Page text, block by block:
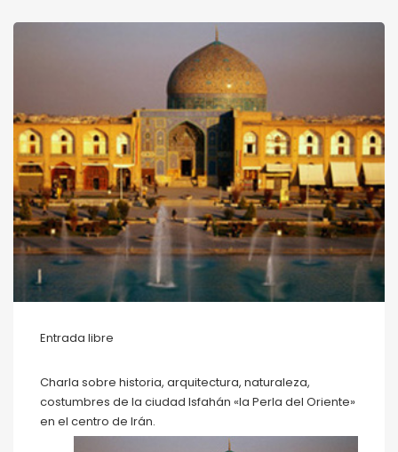
Entrada libre
Charla sobre historia, arquitectura, naturaleza,
costumbres de la ciudad Isfahán «la Perla del Oriente»
en el centro de Irán.